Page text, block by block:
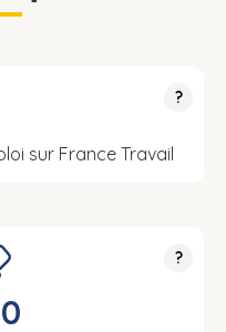
?
sur France Travail
?